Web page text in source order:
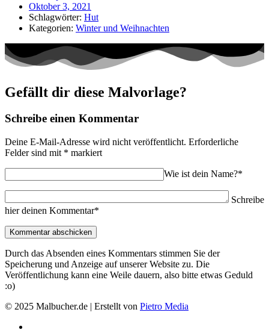
Oktober 3, 2021
Schlagwörter: Hut
Kategorien: Winter und Weihnachten
Gefällt dir diese Malvorlage?
Schreibe einen Kommentar
Deine E-Mail-Adresse wird nicht veröffentlicht. Erforderliche
Felder sind mit * markiert
Wie ist dein Name?*
Schreibe
hier deinen Kommentar*
Durch das Absenden eines Kommentars stimmen Sie der
Speicherung und Anzeige auf unserer Website zu. Die
Veröffentlichung kann eine Weile dauern, also bitte etwas Geduld
:o)
© 2025 Malbucher.de | Erstellt von Pietro Media